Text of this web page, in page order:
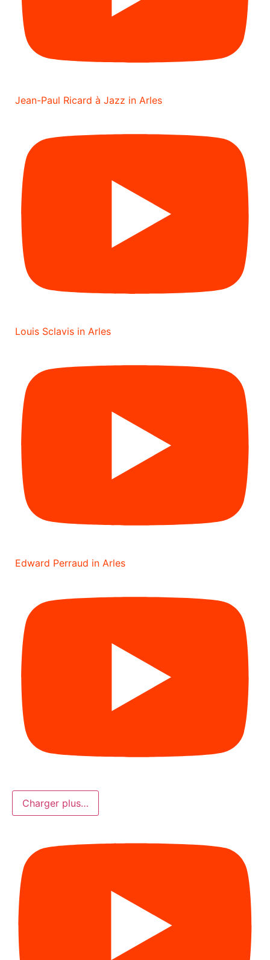
Jean-Paul Ricard à Jazz in Arles
Louis Sclavis in Arles
Edward Perraud in Arles
Charger plus…